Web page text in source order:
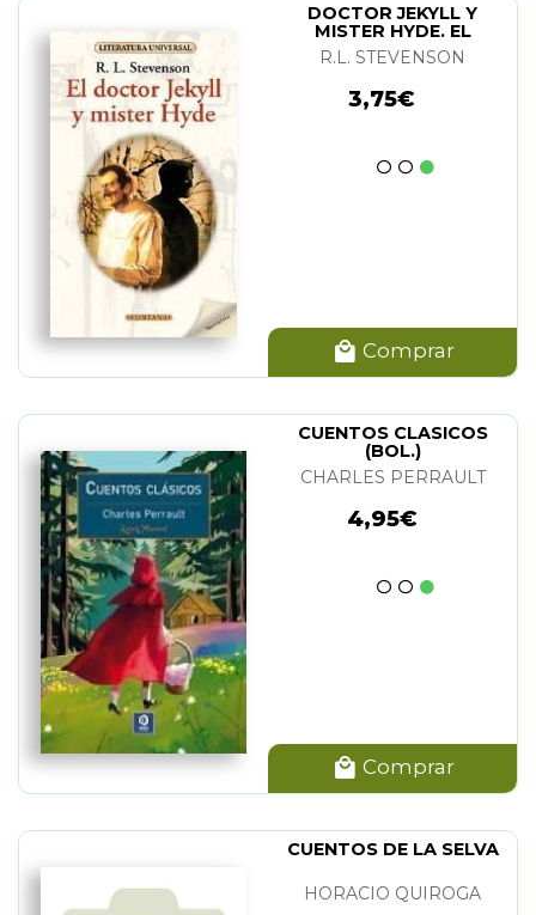
DOCTOR JEKYLL Y
MISTER HYDE. EL
R.L. STEVENSON
3,75€
Comprar
CUENTOS CLASICOS
(BOL.)
CHARLES PERRAULT
4,95€
Comprar
CUENTOS DE LA SELVA
HORACIO QUIROGA